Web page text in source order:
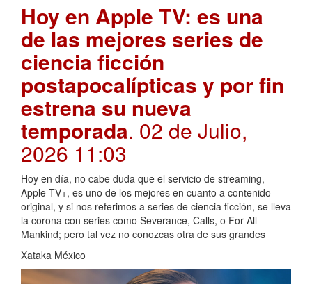
Hoy en Apple TV: es una
de las mejores series de
ciencia ficción
postapocalípticas y por fin
estrena su nueva
temporada. 02 de Julio,
2026 11:03
Hoy en día, no cabe duda que el servicio de streaming,
Apple TV+, es uno de los mejores en cuanto a contenido
original, y si nos referimos a series de ciencia ficción, se lleva
la corona con series como Severance, Calls, o For All
Mankind; pero tal vez no conozcas otra de sus grandes
Xataka México